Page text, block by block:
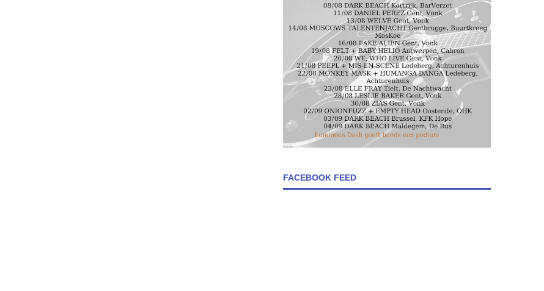
FACEBOOK FEED